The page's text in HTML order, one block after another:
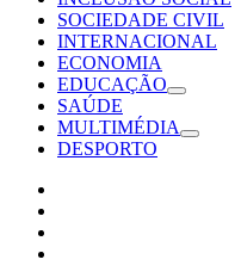
SOCIEDADE CIVIL
INTERNACIONAL
ECONOMIA
EDUCAÇÃO
SAÚDE
MULTIMÉDIA
DESPORTO